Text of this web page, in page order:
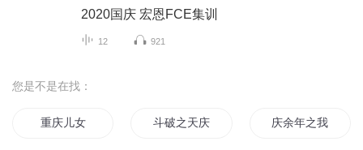
2020国庆 宏恩FCE集训
12 921
您是不是在找：
重庆儿女 斗破之天庆焰火 庆余年之我叫王